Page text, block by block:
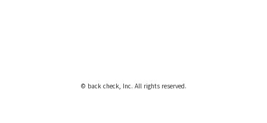
© back check, Inc. All rights reserved.